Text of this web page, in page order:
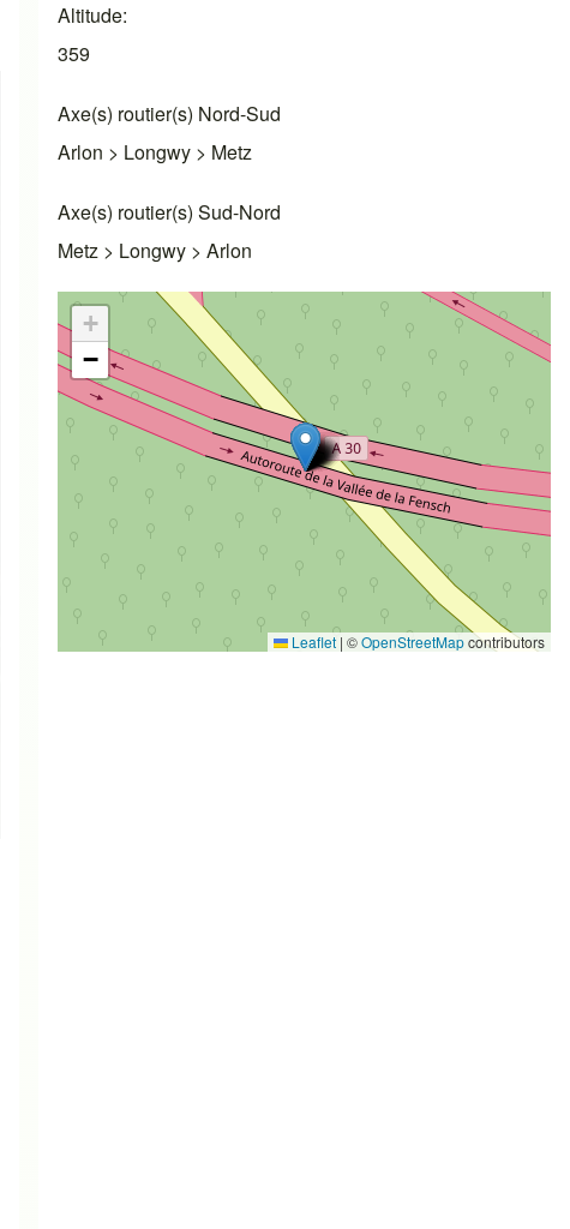
Altitude
359
Axe(s) routier(s) Nord-Sud
Arlon > Longwy > Metz
Axe(s) routier(s) Sud-Nord
Metz > Longwy > Arlon
+
−
Leaflet | ©OpenStreetMapcontributors